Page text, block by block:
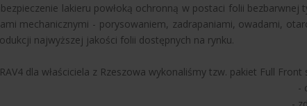
lakieru powłoką ochronną w postaci folii
mechanicznymi - porysowaniem, zadrapaniami, owadami,
najwyższej jakości folii dostępnych na rynku.
dla właściciela z Rzeszowa wykonaliśmy tzw. pakiet Full
-